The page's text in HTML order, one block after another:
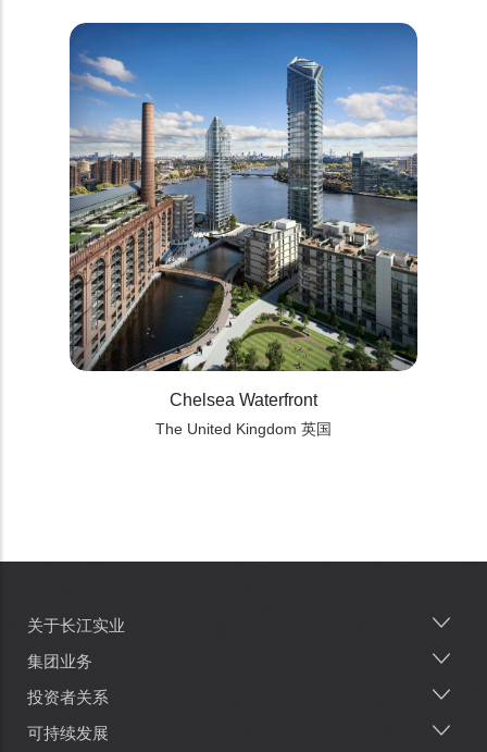
Chelsea Waterfront
The United Kingdom 英国
Main
navigation
关于长江实业
集团业务
投资者关系
可持续发展